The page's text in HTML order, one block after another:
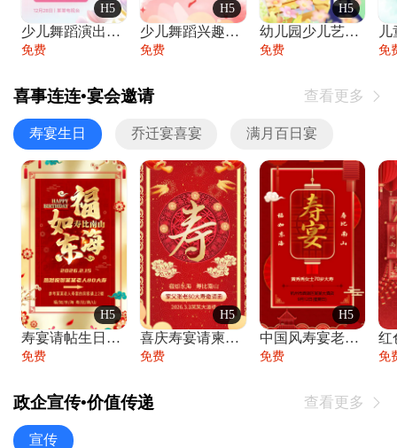
H5
少儿舞蹈演出舞蹈比赛跳舞大赛文艺汇演活动
免费
H5
少儿舞蹈兴趣班艺术培训学校招生宣传
免费
H5
幼儿园少儿艺术展览绘画展摄影作品展美术展
免费 免
喜事连连•宴会邀请 查看更多 
寿宴生日 乔迁宴喜宴 满月百日宴
H5
寿宴请帖生日宴邀请函老人寿星生日快乐祝寿
免费
H5
喜庆寿宴请柬老人生日宴会邀请函请柬过大寿
免费
H5
中国风寿宴老人生日宴会邀请函寿宴请帖请柬
免费 免
政企宣传•价值传递 查看更多 
宣传